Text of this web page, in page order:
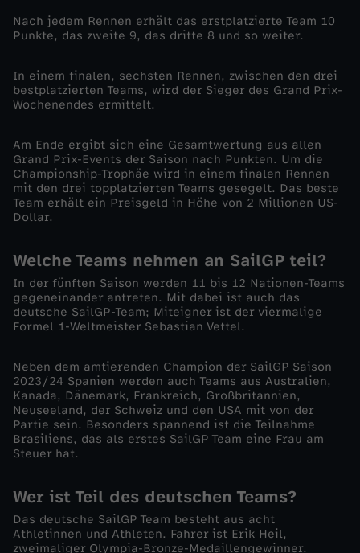
n
S
a
i
l
G
P
:
R
e
n
n
e
Nach jedem Rennen erhält das erstplatzierte Team 10
Punkte, das zweite 9, das dritte 8 und so weiter.
In einem finalen, sechsten Rennen, zwischen den drei
bestplatzierten Teams, wird der Sieger des Grand Prix-
Wochenendes ermittelt.
Am Ende ergibt sich eine Gesamtwertung aus allen
Grand Prix-Events der Saison nach Punkten. Um die
Championship-Trophäe wird in einem finalen Rennen
mit den drei topplatzierten Teams gesegelt. Das beste
Team erhält ein Preisgeld in Höhe von 2 Millionen US-
Dollar.
Welche Teams nehmen an SailGP teil?
In der fünften Saison werden 11 bis 12 Nationen-Teams
gegeneinander antreten. Mit dabei ist auch das
deutsche SailGP-Team; Miteigner ist der viermalige
Formel 1-Weltmeister Sebastian Vettel.
Neben dem amtierenden Champion der SailGP Saison
2023/24 Spanien werden auch Teams aus Australien,
Kanada, Dänemark, Frankreich, Großbritannien,
Neuseeland, der Schweiz und den USA mit von der
Partie sein. Besonders spannend ist die Teilnahme
Brasiliens, das als erstes SailGP Team eine Frau am
Steuer hat.
Wer ist Teil des deutschen Teams?
Das deutsche SailGP Team besteht aus acht
Athletinnen und Athleten. Fahrer ist Erik Heil,
zweimaliger Olympia-Bronze-Medaillengewinner.